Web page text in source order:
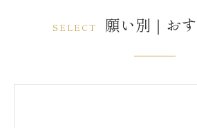
SELECT 願い別｜お